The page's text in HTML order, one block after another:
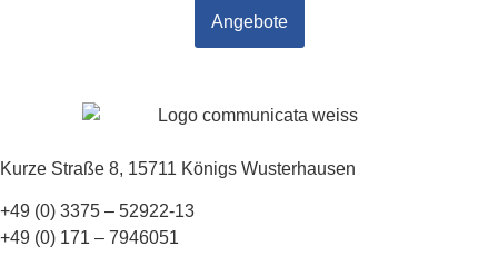
Angebote
Kurze Straße 8, 15711 Königs Wusterhausen
+49 (0) 3375 – 52922-13
+49 (0) 171 – 7946051